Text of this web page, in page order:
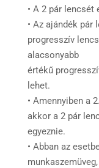
• A 2 pár lencsét
• Az ajándék pár
progresszív
alacsonyabb
értékű
lehet.
• Amennyiben a
akkor a 2 pár
egyeznie.
• Abban az